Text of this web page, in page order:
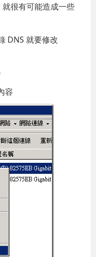
很有可能造成一些
DNS 就要修改
容